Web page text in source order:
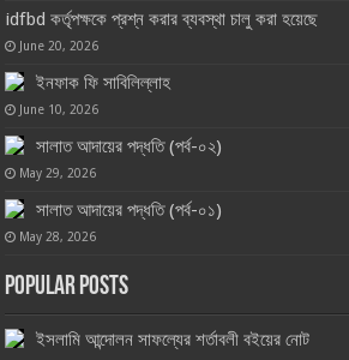
idfbd কর্তৃপক্ষকে প্রশ্ন করার ব্যবস্থা চালু করা হয়েছে
June 20, 2026
ইনফাক ফি সাবিলিল্লাহ
June 10, 2026
সালাত আদায়ের পদ্ধতি (পর্ব-০২)
May 29, 2026
সালাত আদায়ের পদ্ধতি (পর্ব-০১)
May 28, 2026
Popular Posts
ইসলামি আন্দোলন সাফল্যের শর্তাবলী বইয়ের নোট